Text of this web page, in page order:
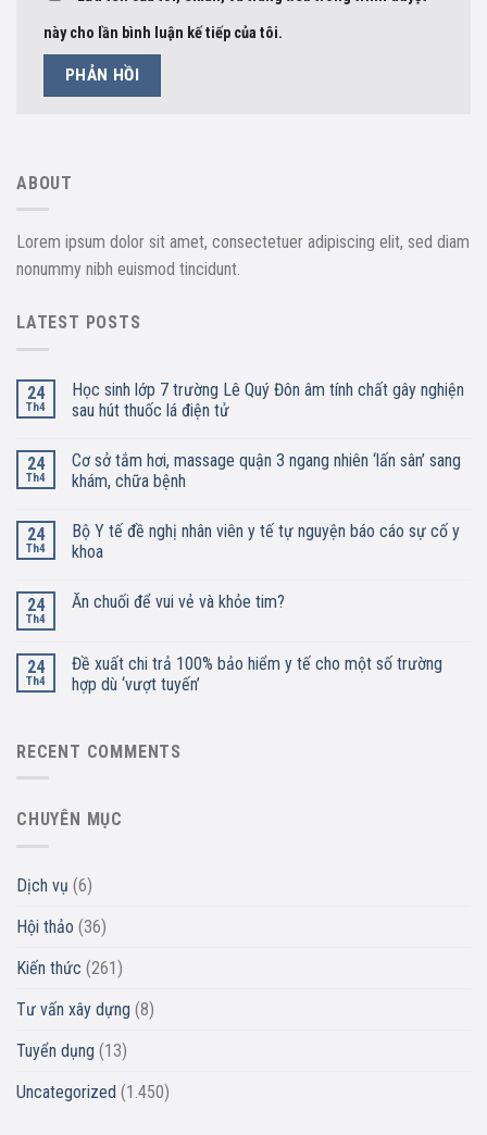
này cho lần bình luận kế tiếp của tôi.
ABOUT
Lorem ipsum dolor sit amet, consectetuer adipiscing elit, sed diam
nonummy nibh euismod tincidunt.
LATEST POSTS
24
Th4
Học sinh lớp 7 trường Lê Quý Đôn âm tính chất gây nghiện
sau hút thuốc lá điện tử
24
Th4
Cơ sở tắm hơi, massage quận 3 ngang nhiên ‘lấn sân’ sang
khám, chữa bệnh
24
Th4
Bộ Y tế đề nghị nhân viên y tế tự nguyện báo cáo sự cố y
khoa
24
Th4
Ăn chuối để vui vẻ và khỏe tim?
24
Th4
Đề xuất chi trả 100% bảo hiểm y tế cho một số trường
hợp dù ‘vượt tuyến’
RECENT COMMENTS
CHUYÊN MỤC
Dịch vụ (6)
Hội thảo (36)
Kiến thức (261)
Tư vấn xây dựng (8)
Tuyển dụng (13)
Uncategorized (1.450)